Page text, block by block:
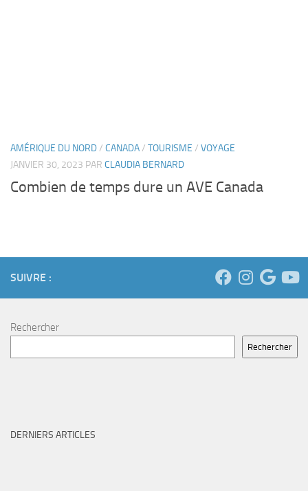
AMÉRIQUE DU NORD/ CANADA/ TOURISME / VOYAGE
JANVIER 30, 2023 PAR CLAUDIA BERNARD
Combien de temps dure un AVE Canada
SUIVRE :
Rechercher
Rechercher
DERNIERS ARTICLES